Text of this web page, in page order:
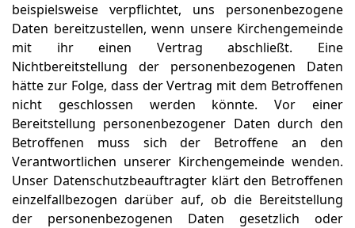
beispielsweise verpflichtet, uns personenbezogene
Daten bereitzustellen, wenn unsere Kirchengemeinde
mit ihr einen Vertrag abschließt. Eine
Nichtbereitstellung der personenbezogenen Daten
hätte zur Folge, dass der Vertrag mit dem Betroffenen
nicht geschlossen werden könnte. Vor einer
Bereitstellung personenbezogener Daten durch den
Betroffenen muss sich der Betroffene an den
Verantwortlichen unserer Kirchengemeinde wenden.
Unser Datenschutzbeauftragter klärt den Betroffenen
einzelfallbezogen darüber auf, ob die Bereitstellung
der personenbezogenen Daten gesetzlich oder